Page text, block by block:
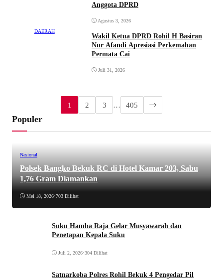
Anggota DPRD
Agustus 3, 2026
DAERAH
Wakil Ketua DPRD Rohil H Basiran
Nur Afandi Apresiasi Perkemahan
Permata Cai
Juli 31, 2026
1 2 3 … 405
Populer
Nasional
Polsek Bangko Bekuk RC di Hotel Kamar 203, Sabu
1,76 Gram Diamankan
Mei 18, 2026•703 Dilihat
Suku Hamba Raja Gelar Musyawarah dan
Penetapan Kepala Suku
Juli 2, 2026•304 Dilihat
Satnarkoba Polres Rohil Bekuk 4 Pengedar Pil